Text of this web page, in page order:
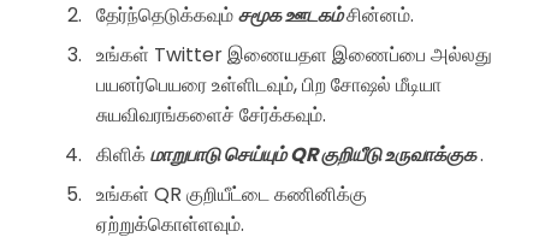
தேர்ந்தெடுக்கவும்சமூக ஊடகம்சின்னம்.
உங்கள் Twitter இணையதள இணைப்பை அல்லது
பயனர்பெயரை உள்ளிடவும், பிற சோஷல் மீடியா
சுயவிவரங்களைச் சேர்க்கவும்.
கிளிக்மாறுபாடு செய்யும் QR குறியீடு உருவாக்குக.
உங்கள் QR குறியீட்டை கணினிக்கு
ஏற்றுக்கொள்ளவும்.